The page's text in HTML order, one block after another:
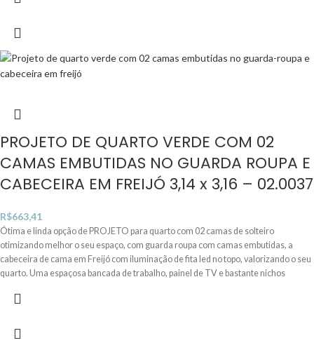
PROJETO DE QUARTO VERDE COM 02
CAMAS EMBUTIDAS NO GUARDA ROUPA E
CABECEIRA EM FREIJÓ 3,14 x 3,16 – 02.0037
R$663,41
Ótima e linda opção de PROJETO para quarto com 02 camas de solteiro
otimizando melhor o seu espaço, com guarda roupa com camas embutidas, a
cabeceira de cama em Freijó com iluminação de fita led no topo, valorizando o seu
quarto. Uma espaçosa bancada de trabalho, painel de TV e bastante nichos